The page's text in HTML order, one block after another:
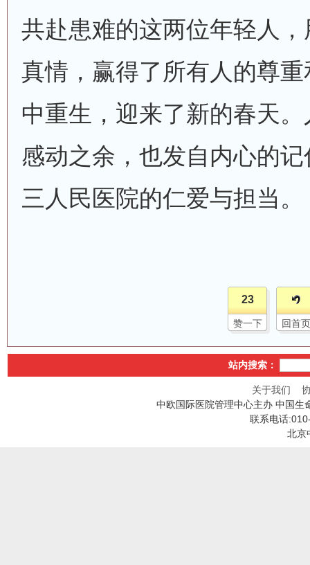
共赴患难的这两位年轻人
真情，赢得了所有人的尊
中重生，迎来了新的春天
感动之余，也发自内心的
三人民医院的仁爱与担当。
23
赞一下 回首页
站内搜索：
关于我们
中欧国际医院管理中心主办 中国生
联系电话
北京